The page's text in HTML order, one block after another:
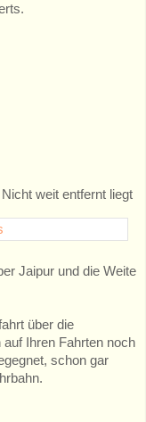
Nicht weit entfernt liegt
Jaipur und die Weite
über die
Ihren Fahrten noch
schon gar